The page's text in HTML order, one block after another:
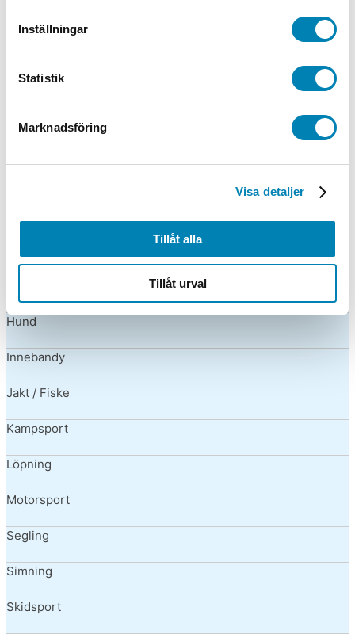
Inställningar
Statistik
Marknadsföring
Visa detaljer
Tillåt alla
Tillåt urval
Boxning
Bågskytte
Hund
Innebandy
Jakt / Fiske
Kampsport
Löpning
Motorsport
Segling
Simning
Skidsport